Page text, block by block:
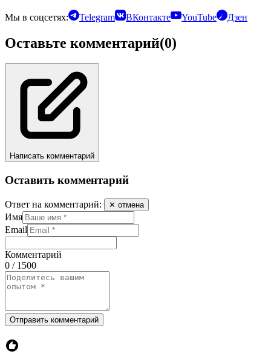
Мы в соцсетях: Telegram ВКонтакте YouTube Дзен
Оставьте комментарий(0)
Написать комментарий
Оставить комментарий
Ответ на комментарий: ✕ отмена
Имя
Email
Комментарий
0 / 1500
Отправить комментарий